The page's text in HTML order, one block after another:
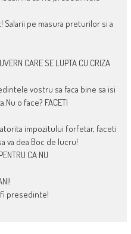
pe masura preturilor si a
CARE SE LUPTA CU CRIZA
vostru sa faca bine sa isi
o face? FACETI
impozitului forfetar, faceti
va dea Boc de lucru!
CA NU
fi presedinte!